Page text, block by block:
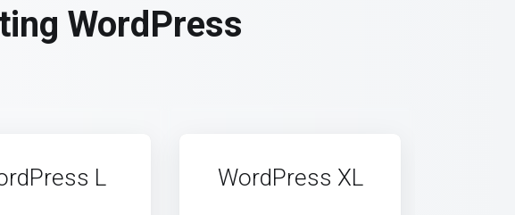
WordPress
L WordPress XL